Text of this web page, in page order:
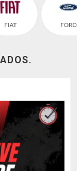
FIAT FORD